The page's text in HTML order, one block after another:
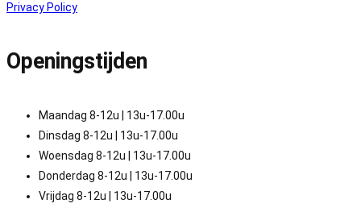
Privacy Policy
Openingstijden
Maandag 8-12u | 13u-17.00u
Dinsdag 8-12u | 13u-17.00u
Woensdag 8-12u | 13u-17.00u
Donderdag 8-12u | 13u-17.00u
Vrijdag 8-12u | 13u-17.00u